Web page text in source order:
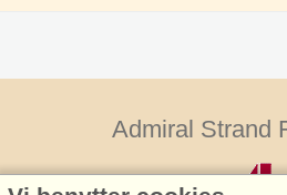
Admiral Strand